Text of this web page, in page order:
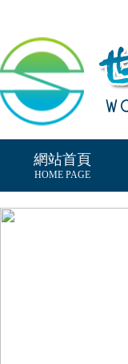
網站首頁
HOME PAGE